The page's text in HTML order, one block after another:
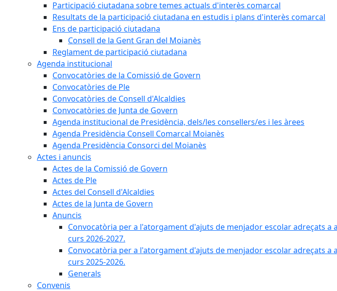
Participació ciutadana sobre temes actuals d'interès comarcal
Resultats de la participació ciutadana en estudis i plans d'interès comarcal
Ens de participació ciutadana
Consell de la Gent Gran del Moianès
Reglament de participació ciutadana
Agenda institucional
Convocatòries de la Comissió de Govern
Convocatòries de Ple
Convocatòries de Consell d'Alcaldies
Convocatòries de Junta de Govern
Agenda institucional de Presidència, dels/les consellers/es i les àrees
Agenda Presidència Consell Comarcal Moianès
Agenda Presidència Consorci del Moianès
Actes i anuncis
Actes de la Comissió de Govern
Actes de Ple
Actes del Consell d'Alcaldies
Actes de la Junta de Govern
Anuncis
Convocatòria per a l'atorgament d'ajuts de menjador escolar adreçats
curs 2026-2027.
Convocatòria per a l'atorgament d'ajuts de menjador escolar adreçats
curs 2025-2026.
Generals
Convenis